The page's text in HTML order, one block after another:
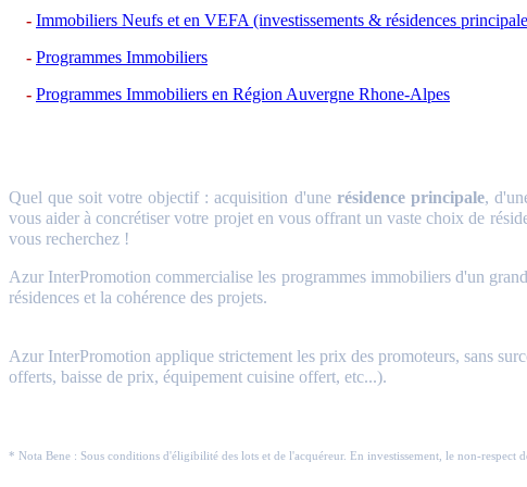
Immobiliers Neufs et en VEFA (investissements & résidences
Programmes Immobiliers
Programmes Immobiliers en Région Auvergne Rhone-Alpes
Quel que soit votre objectif : acquisition d'une résidence principale,
vous aider à concrétiser votre projet en vous offrant un vaste choix de
vous recherchez !
Azur InterPromotion commercialise les programmes immobiliers d'un
résidences et la cohérence des projets.
Azur InterPromotion applique strictement les prix des promoteurs, sans
offerts, baisse de prix, équipement cuisine offert, etc...).
* Nota Bene : Sous conditions d'éligibilité des lots et de l'acquéreur. En investissement, le non-respect